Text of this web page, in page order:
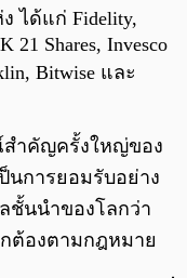
ได้แก่ Fidelity,
21 Shares, Invesco
Bitwise และ
สำคัญครั้งใหญ่ของ
นการยอมรับอย่าง
ชั้นนำของโลกว่า
ต้องตามกฎหมาย